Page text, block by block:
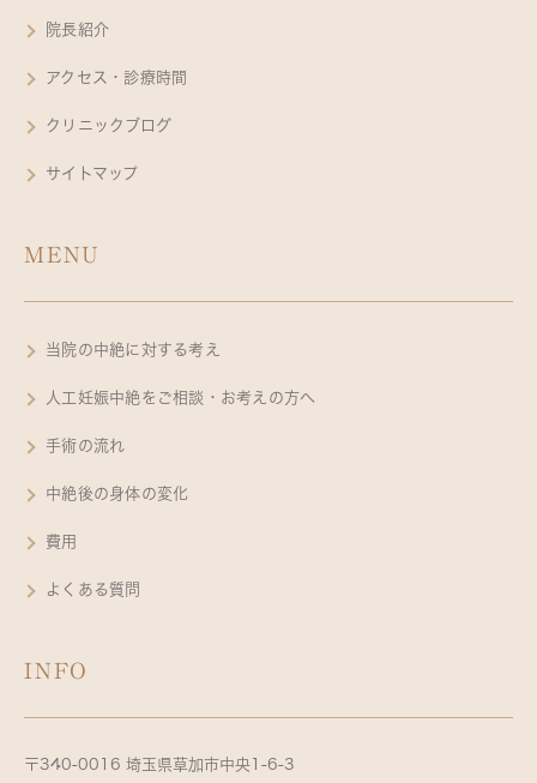
院長紹介
アクセス・診療時間
クリニックブログ
サイトマップ
MENU
当院の中絶に対する考え
人工妊娠中絶をご相談・お考えの方へ
手術の流れ
中絶後の身体の変化
費用
よくある質問
INFO
〒340-0016 埼玉県草加市中央1-6-3